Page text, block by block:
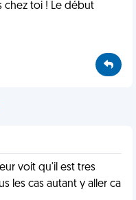
chez toi ! Le début
voit qu'il est tres
les cas autant y aller ca